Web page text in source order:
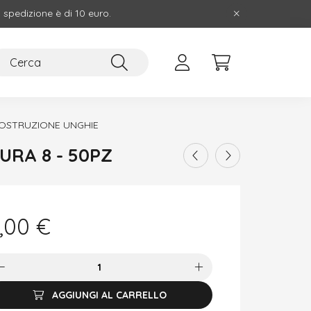
è di 10 euro.
UNGHIE
8 - 50PZ
€
AGGIUNGI AL CARRELLO